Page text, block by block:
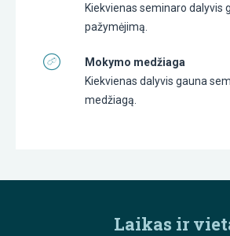
Kiekvienas seminaro dalyvis
pažymėjimą.
Mokymo medžiaga
Kiekvienas dalyvis gauna
medžiagą.
Laikas ir